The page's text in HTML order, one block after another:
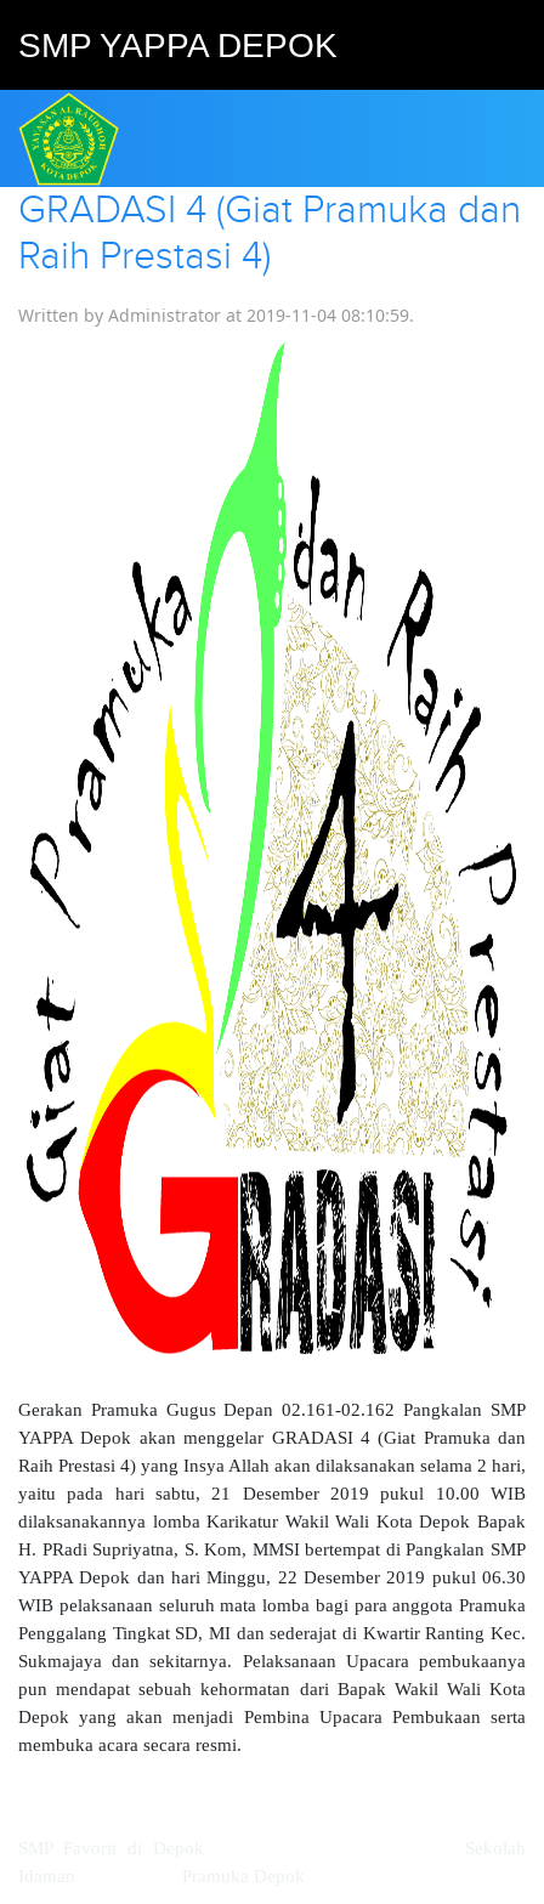
SMP YAPPA DEPOK
GRADASI 4 (Giat Pramuka dan
Raih Prestasi 4)
Written by Administrator at 2019-11-04 08:10:59.
Gerakan Pramuka Gugus Depan 02.161-02.162 Pangkalan SMP
YAPPA Depok akan menggelar GRADASI 4 (Giat Pramuka dan
Raih Prestasi 4) yang Insya Allah akan dilaksanakan selama 2 hari,
yaitu pada hari sabtu, 21 Desember 2019 pukul 10.00 WIB
dilaksanakannya lomba Karikatur Wakil Wali Kota Depok Bapak
H. PRadi Supriyatna, S. Kom, MMSI bertempat di Pangkalan SMP
YAPPA Depok dan hari Minggu, 22 Desember 2019 pukul 06.30
WIB pelaksanaan seluruh mata lomba bagi para anggota Pramuka
Penggalang Tingkat SD, MI dan sederajat di Kwartir Ranting Kec.
Sukmajaya dan sekitarnya. Pelaksanaan Upacara pembukaanya
pun mendapat sebuah kehormatan dari Bapak Wakil Wali Kota
Depok yang akan menjadi Pembina Upacara Pembukaan serta
membuka acara secara resmi.